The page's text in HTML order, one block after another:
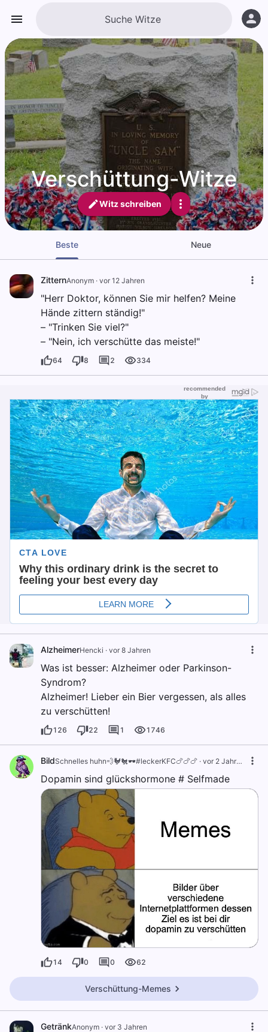
Verschüttung-Witze
Witz schreiben
Beste Neue
ZitternAnonym · vor 12 Jahren
"Herr Doktor, können Sie mir helfen? Meine
Hände zittern ständig!"
– "Trinken Sie viel?"
– "Nein, ich verschütte das meiste!"
64 8 2 334
AlzheimerHencki · vor 8 Jahren
Was ist besser: Alzheimer oder Parkinson-
Syndrom?
Alzheimer! Lieber ein Bier vergessen, als alles
zu verschütten!
126 22 1 1746
BildSchnelles huhn💨🐓🐔🕶️#leckerKFC🍗🍗🍗 · vor 2 Jahren
Dopamin sind glückshormone # Selfmade
14 0 0 62
Verschüttung-Memes
GetränkAnonym · vor 3 Jahren